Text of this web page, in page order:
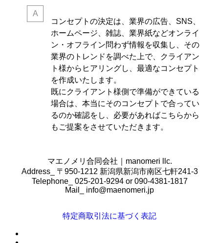
コンセプトの決定は、業界の広告、SNS、
ホームページ、雑誌、業界紙などオンライ
ン・オフライン問わず情報を収集し、その
業界のトレンドを調べた上で、クライアン
ト様からヒアリングし、最適なコンセプト
を作成いたします。
既にクライアント様側で準備ができている
場合は、本当にそのコンセプトで合ってい
るのか確認をし、必要があればこちらから
もご提案をさせていただきます。
マエノメリ合同会社｜manomeri llc.
Address_ 〒950-1212 新潟県新潟市南区七軒241-3
Telephone_ 025-201-9294 or 090-4381-1817
Mail_ info@maenomeri.jp
特定商取引法に基づく表記